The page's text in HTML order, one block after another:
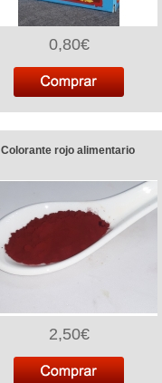
0,80€
Colorante rojo alimentario
2,50€